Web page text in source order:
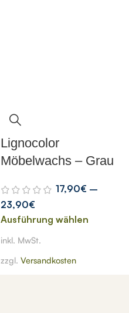
Lignocolor
Möbelwachs – Grau
17,90€ –
23,90€
Ausführung wählen
inkl. MwSt.
zzgl. Versandkosten